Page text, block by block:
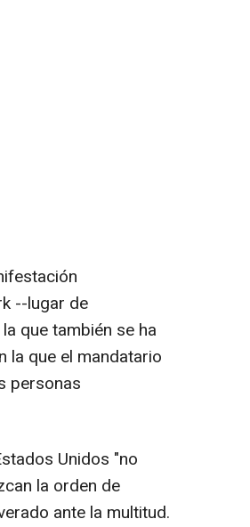
--lugar de
que también se ha
la que el mandatario
personas
Unidos "no
la orden de
ante la multitud.